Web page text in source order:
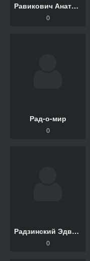
Равикович Анатолий
0
Рад-о-мир
0
Радзинский Эдвард
0